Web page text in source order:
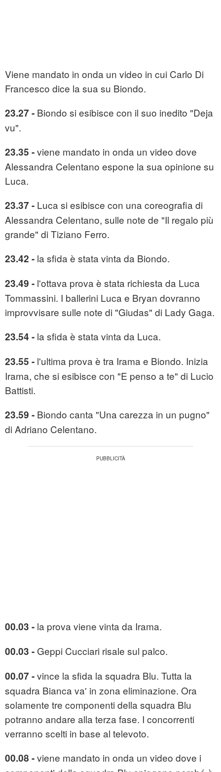
Viene mandato in onda un video in cui Carlo Di
Francesco dice la sua su Biondo.
23.27 - Biondo si esibisce con il suo inedito "Deja
vu".
23.35 -viene mandato in onda un video dove
Alessandra Celentano espone la sua opinione su
Luca.
23.37 - Luca si esibisce con una coreografia di
Alessandra Celentano, sulle note de "Il regalo più
grande" di Tiziano Ferro.
23.42 - la sfida è stata vinta da Biondo.
23.49 - l'ottava prova è stata richiesta da Luca
Tommassini. I ballerini Luca e Bryan dovranno
improvvisare sulle note di "Giudas" di Lady Gaga.
23.54 - la sfida è stata vinta da Luca.
23.55 - l'ultima prova è tra Irama e Biondo. Inizia
Irama, che si esibisce con "E penso a te" di Lucio
Battisti.
23.59 - Biondo canta "Una carezza in un pugno"
di Adriano Celentano.
00.03 - la prova viene vinta da Irama.
00.03 - Geppi Cucciari risale sul palco.
00.07 -vince la sfida la squadra Blu. Tutta la
squadra Bianca va' in zona eliminazione. Ora
solamente tre componenti della squadra Blu
potranno andare alla terza fase. I concorrenti
verranno scelti in base al televoto.
00.08 -viene mandato in onda un video dove i